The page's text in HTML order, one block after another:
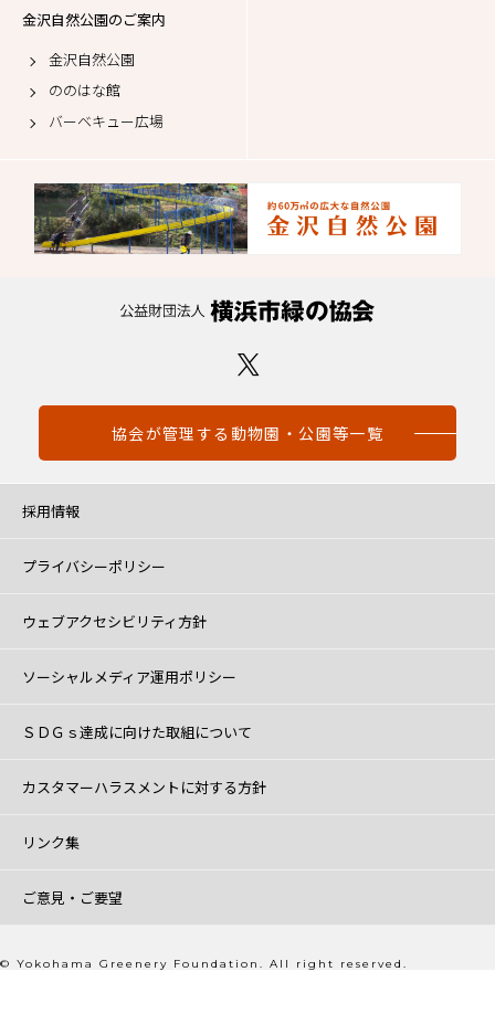
金沢自然公園のご案内
金沢自然公園
ののはな館
バーベキュー広場
協会が管理する動物園・公園等一覧
採用情報
プライバシーポリシー
ウェブアクセシビリティ方針
ソーシャルメディア運用ポリシー
ＳＤＧｓ達成に向けた取組について
カスタマーハラスメントに対する方針
リンク集
ご意見・ご要望
© Yokohama Greenery Foundation. All right reserved.